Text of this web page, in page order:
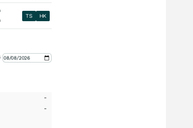
TS HK
-
-